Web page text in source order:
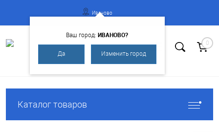
Регистрация
Иваново
Ваш город: ИВАНОВО?
Да Изменить город
0
Каталог товаров